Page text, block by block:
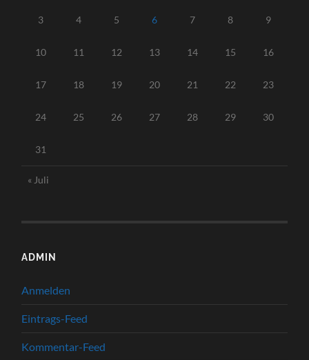
3 4 5 6 7 8 9
10 11 12 13 14 15 16
17 18 19 20 21 22 23
24 25 26 27 28 29 30
31
« Juli
ADMIN
Anmelden
Eintrags-Feed
Kommentar-Feed